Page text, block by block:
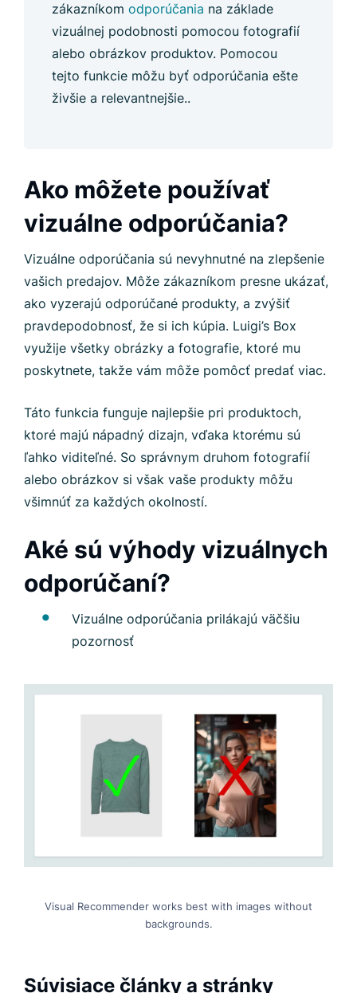
zákazníkom odporúčania na základe
vizuálnej podobnosti pomocou fotografií
alebo obrázkov produktov. Pomocou
tejto funkcie môžu byť odporúčania ešte
živšie a relevantnejšie..
Ako môžete používať
vizuálne odporúčania?
Vizuálne odporúčania sú nevyhnutné na zlepšenie
vašich predajov. Môže zákazníkom presne ukázať,
ako vyzerajú odporúčané produkty, a zvýšiť
pravdepodobnosť, že si ich kúpia. Luigi’s Box
využije všetky obrázky a fotografie, ktoré mu
poskytnete, takže vám môže pomôcť predať viac.
Táto funkcia funguje najlepšie pri produktoch,
ktoré majú nápadný dizajn, vďaka ktorému sú
ľahko viditeľné. So správnym druhom fotografií
alebo obrázkov si však vaše produkty môžu
všimnúť za každých okolností.
Aké sú výhody vizuálnych
odporúčaní?
Vizuálne odporúčania prilákajú väčšiu
pozornosť
Visual Recommender works best with images without
backgrounds.
Súvisiace články a stránky